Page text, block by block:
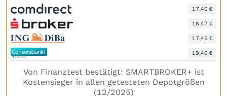
17,40 €
18,47 €
17,45 €
19,40 €
Von Finanztest bestätigt: SMARTBROKER+ ist
Kostensieger in allen getesteten Depotgrößen
(12/2025)